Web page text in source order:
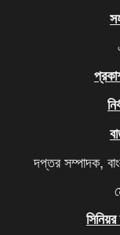
দপ্তর সম্পাদক,
সিনিয়র